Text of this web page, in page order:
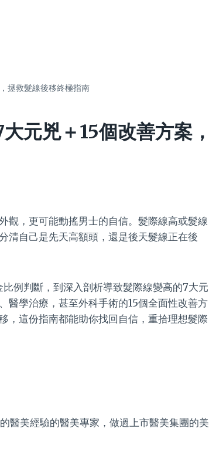
拯救髮線後移終極指南
元兇＋15個改善方案，
觀，更可能動搖男士的自信。髮際線高或髮線
清自己是先天高額頭，還是後天髮線正在後
例判斷，到深入剖析導致髮際線變高的7大元
醫學治療，甚至外科手術的15個全面性改善方
，這份指南都能助你找回自信，重拾理想髮際
醫美經驗的醫美專家，做過上市醫美集團的美